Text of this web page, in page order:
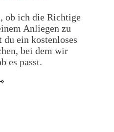
ob ich die Richtige
Anliegen zu
ein kostenloses
bei dem wir
es passt.